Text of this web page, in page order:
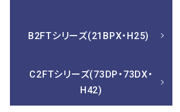
B2FTシリーズ(21BPX・H25)
C2FTシリーズ(73DP・73DX・
H42)